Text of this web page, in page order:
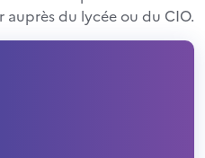
auprès du lycée ou du CIO.